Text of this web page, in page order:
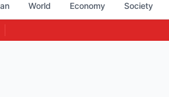
World Economy Society